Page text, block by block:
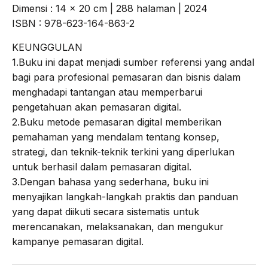
Dimensi : 14 x 20 cm | 288 halaman | 2024
ISBN : 978-623-164-863-2
KEUNGGULAN
1.Buku ini dapat menjadi sumber referensi yang andal
bagi para profesional pemasaran dan bisnis dalam
menghadapi tantangan atau memperbarui
pengetahuan akan pemasaran digital.
2.Buku metode pemasaran digital memberikan
pemahaman yang mendalam tentang konsep,
strategi, dan teknik-teknik terkini yang diperlukan
untuk berhasil dalam pemasaran digital.
3.Dengan bahasa yang sederhana, buku ini
menyajikan langkah-langkah praktis dan panduan
yang dapat diikuti secara sistematis untuk
merencanakan, melaksanakan, dan mengukur
kampanye pemasaran digital.